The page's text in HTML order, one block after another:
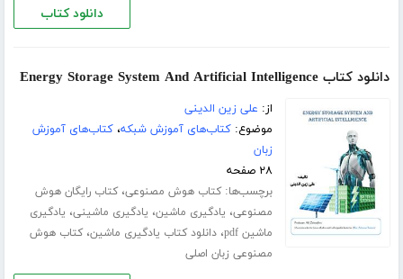
دانلود کتاب
دانلود کتاب Energy Storage System And Artificial Intelligence
از: علی زین الدینی
موضوع:کتاب‌های آموزش شبکه،کتاب‌های آموزش
زبان
۲۸ صفحه
برچسب‌ها:کتاب هوش مصنوعی،کتاب رایگان هوش
مصنوعی، یادگیری ماشین، یادگیری ماشینی، یادگیری
ماشین pdf
،دانلود کتاب یادگیری ماشین،کتاب هوش
مصنوعی زبان اصلی